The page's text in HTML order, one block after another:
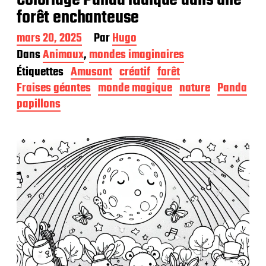
forêt enchanteuse
D
a
t
e
d
e
p
i
c
a
t
i
o
n
mars 20, 2025 ParHugo
DansAnimaux,mondes imaginaires
Étiquettes Amusant créatif forêt
Fraises géantes monde magique nature Panda
papillons